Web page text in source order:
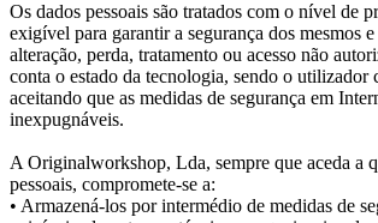
Os dados pessoais são tratados com o nível de
exigível para garantir a segurança dos mesmos
alteração, perda, tratamento ou acesso não
conta o estado da tecnologia, sendo o utilizador
aceitando que as medidas de segurança em
inexpugnáveis.
A Originalworkshop, Lda, sempre que aceda a
pessoais, compromete-se a:
• Armazená-los por intermédio de medidas de